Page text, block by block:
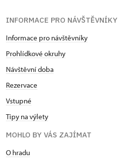
INFORMACE PRO NÁVŠTĚVNÍKY
Informace pro návštěvníky
Prohlídkové okruhy
Návštěvní doba
Rezervace
Vstupné
Tipy na výlety
MOHLO BY VÁS ZAJÍMAT
O hradu